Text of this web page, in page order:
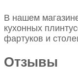
В нашем
кухонных
фартуков и
Отзывы